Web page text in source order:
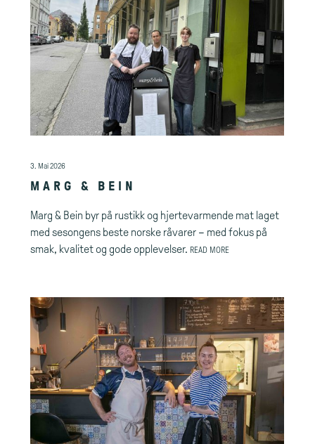
3. Mai 2026
MARG & BEIN
Marg & Bein byr på rustikk og hjertevarmende mat laget
med sesongens beste norske råvarer – med fokus på
smak, kvalitet og gode opplevelser. READ MORE